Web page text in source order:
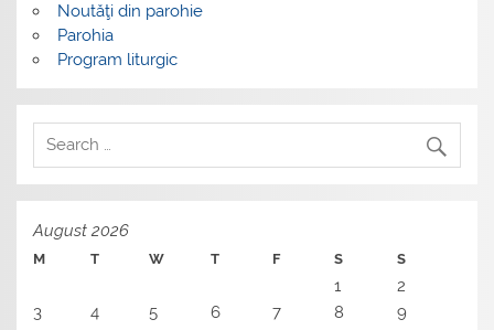
Noutăţi din parohie
Parohia
Program liturgic
August 2026
M T W T F S S
1
2
3
4 5 6 7 8
9